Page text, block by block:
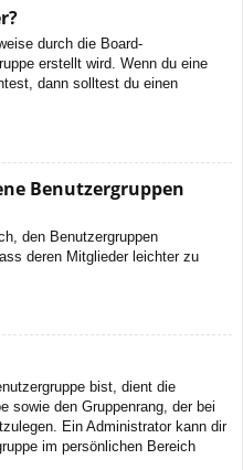
durch die Board-
erstellt wird. Wenn du eine
dann solltest du einen
Benutzergruppen
den Benutzergruppen
deren Mitglieder leichter zu
bist, dient die
sowie den Gruppenrang, der bei
Ein Administrator kann dir
im persönlichen Bereich